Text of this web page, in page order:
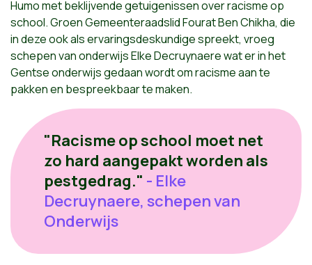
Humo met beklijvende getuigenissen over racisme op
school. Groen Gemeenteraadslid Fourat Ben Chikha, die
in deze ook als ervaringsdeskundige spreekt, vroeg
schepen van onderwijs Elke Decruynaere wat er in het
Gentse onderwijs gedaan wordt om racisme aan te
pakken en bespreekbaar te maken.
"Racisme op school moet net
zo hard aangepakt worden als
pestgedrag." - Elke
Decruynaere, schepen van
Onderwijs